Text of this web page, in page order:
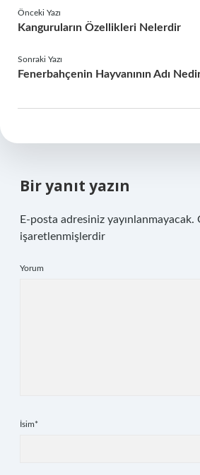
Önceki Yazı
Kanguruların Özellikleri Nelerdir
Sonraki Yazı
Fenerbahçenin Hayvanının Adı
Bir yanıt yazın
E-posta adresiniz yayınlanmayacak.
işaretlenmişlerdir
Yorum
İsim*